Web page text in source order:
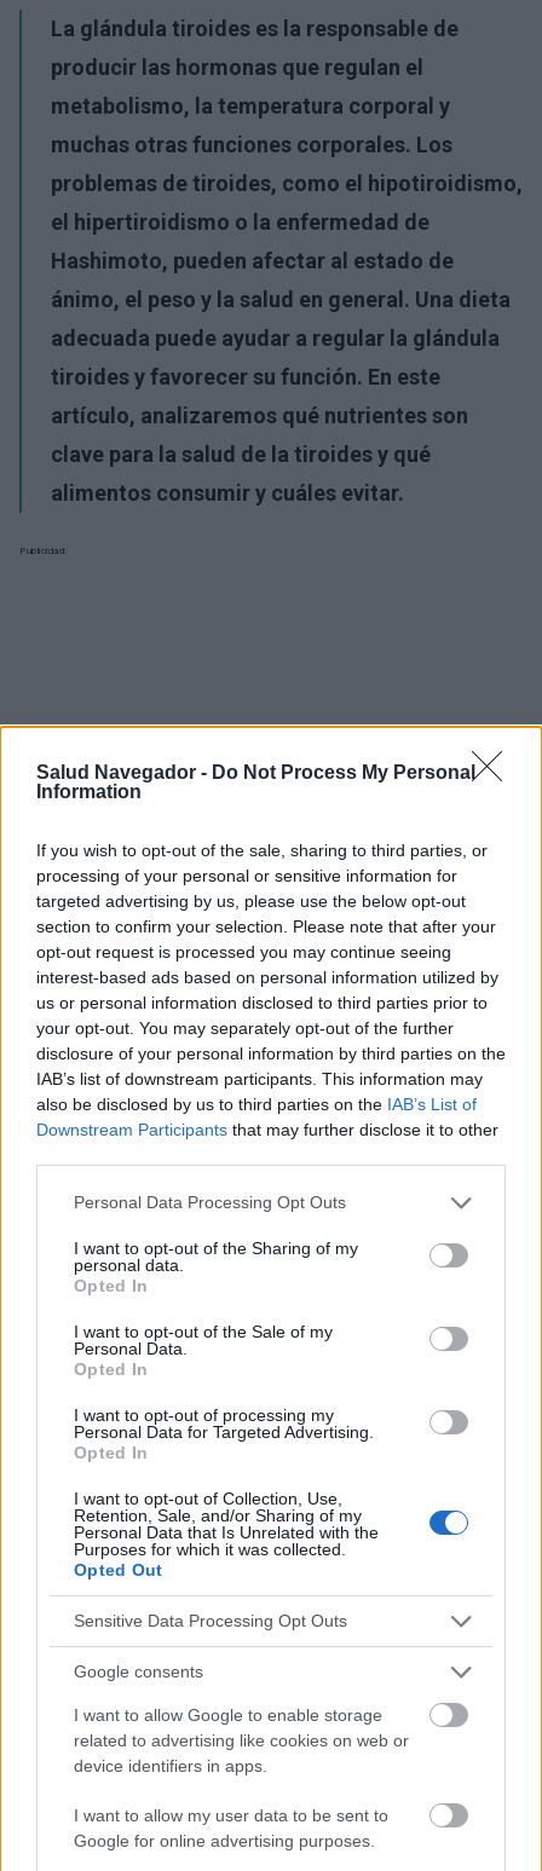
Salud Navegador - Do Not Process My Personal
Information
If you wish to opt-out of the sale, sharing to third parties, or
processing of your personal or sensitive information for
targeted advertising by us, please use the below opt-out
section to confirm your selection. Please note that after your
opt-out request is processed you may continue seeing
interest-based ads based on personal information utilized by
us or personal information disclosed to third parties prior to
your opt-out. You may separately opt-out of the further
disclosure of your personal information by third parties on the
IAB’s list of downstream participants. This information may
also be disclosed by us to third parties on the IAB’s List of
Downstream Participants that may further disclose it to other
Please note that this website/app uses one or more Google
not limited to your visit or usage behaviour. You may click to
grant or deny consent to Google and its third-party tags to
use your data for below specified purposes in below Google
consent section.
Personal Data Processing Opt Outs
I want to opt-out of the Sharing of my
personal data.
Opted In
I want to opt-out of the Sale of my
Personal Data.
Opted In
I want to opt-out of processing my
Personal Data for Targeted Advertising.
Opted In
I want to opt-out of Collection, Use,
Retention, Sale, and/or Sharing of my
Personal Data that Is Unrelated with the
Purposes for which it was collected.
Opted Out
Sensitive Data Processing Opt Outs
Google consents
I want to allow Google to enable storage
related to advertising like cookies on web or
device identifiers in apps.
I want to allow my user data to be sent to
Google for online advertising purposes.
La glándula tiroides es la responsable de
producir las hormonas que regulan el
metabolismo, la temperatura corporal y
muchas otras funciones corporales. Los
problemas de tiroides, como el hipotiroidismo,
el hipertiroidismo o la enfermedad de
Hashimoto, pueden afectar al estado de
ánimo, el peso y la salud en general. Una dieta
adecuada puede ayudar a regular la glándula
tiroides y favorecer su función. En este
artículo, analizaremos qué nutrientes son
clave para la salud de la tiroides y qué
alimentos consumir y cuáles evitar.
Publicidad:
¿Interesante? ¡Compártelo en Facebook!
¿Quiere estar al día? Síganos en G oogleNews
RELACIONADO
Hipertiroidismo Hormonas-tiroideas
Tiroides sana Una dieta para apoyar el metabolismo
Mira también en la lengua
français polskim
El contenido y los materiales de este sitio son de carácter
educativo e informativo. El editor y los redactores del sitio no son
los consejos y sugerencias incluidos en este sitio web consúltalo
Publicidad: